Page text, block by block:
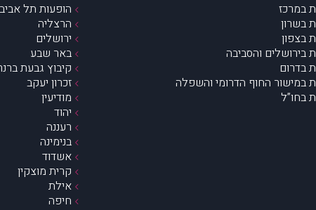
במרכז
בשרון
בצפון
בירושלים והסביבה
בדרום
במישור החוף הדרומי והשפלה
בחו”ל
הופעות תל
הרצליה
ירושלים
באר שבע
קיבוץ גבעת
זכרון יעקב
מודיעין
יהוד
רעננה
בנימינה
אשדוד
קרית מוצקין
אילת
חיפה